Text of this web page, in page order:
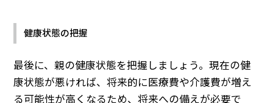
健康状態の把握
最後に、親の健康状態を把握しましょう。現在の健
康状態が悪ければ、将来的に医療費や介護費が増え
る可能性が高くなるため、将来への備えが必要で